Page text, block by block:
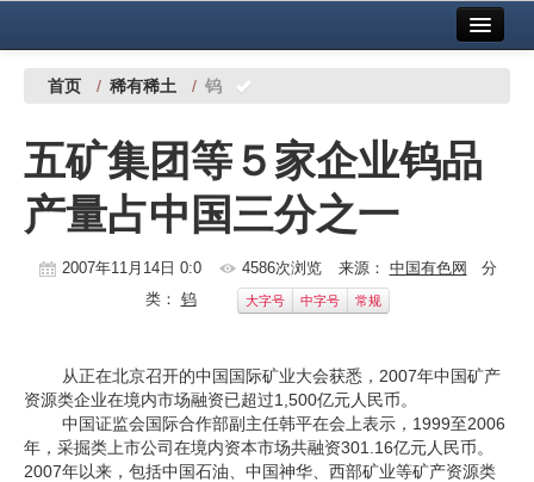
中国有色金属报社主办 广告服务
铜镍铅锌
铝
稀有稀土
科技
镁钛
地矿 建设
首页 / 稀有稀土 / 钨
五矿集团等５家企业钨品
产量占中国三分之一
2007年11月14日 0:0 4586次浏览 来源： 中国有色网 分
类： 钨 大字号 中字号 常规
从正在北京召开的中国国际矿业大会获悉，2007年中国矿产
资源类企业在境内市场融资已超过1,500亿元人民币。
中国证监会国际合作部副主任韩平在会上表示，1999至2006
年，采掘类上市公司在境内资本市场共融资301.16亿元人民币。
2007年以来，包括中国石油、中国神华、西部矿业等矿产资源类